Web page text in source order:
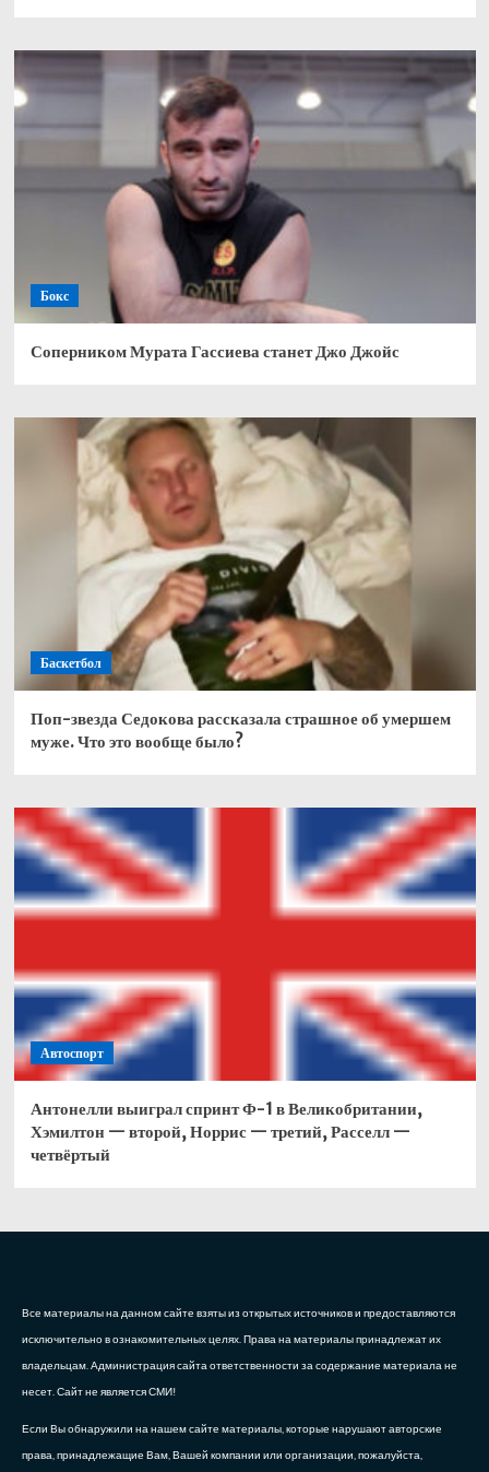
Бокс
Соперником Мурата Гассиева станет Джо Джойс
Баскетбол
Поп-звезда Седокова рассказала страшное об умершем
муже. Что это вообще было?
Автоспорт
Антонелли выиграл спринт Ф-1 в Великобритании,
Хэмилтон — второй, Норрис — третий, Расселл —
четвёртый
Все материалы на данном сайте взяты из открытых источников и предоставляются
исключительно в ознакомительных целях. Права на материалы принадлежат их
владельцам. Администрация сайта ответственности за содержание материала не
несет. Сайт не является СМИ!
Если Вы обнаружили на нашем сайте материалы, которые нарушают авторские
права, принадлежащие Вам, Вашей компании или организации, пожалуйста,